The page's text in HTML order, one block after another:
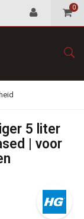
0
5 liter
| voor